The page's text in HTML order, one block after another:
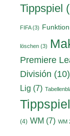
Tippspiel
FIFA(3) Funktion
löschen (3)
Premiere
División (10)
Lig (7)
Tippspiel
(4) WM (7) WM